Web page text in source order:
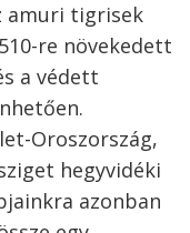
amuri tigrisek
re növekedett
a védett
Oroszország,
hegyvidéki
azonban